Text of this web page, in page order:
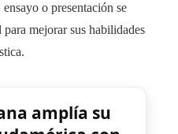
o presentación se
mejorar sus habilidades
amplía su